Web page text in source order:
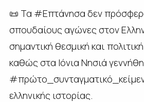
📜 Τα #Επτάνησα δεν
σπουδαίους αγώνες στον
σημαντική θεσμική και
καθώς στα Ιόνια Νησιά
ελληνικής ιστορίας.